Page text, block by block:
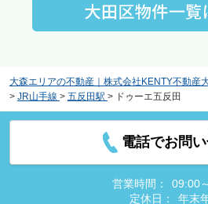
大森エリアの不動産｜株式会社KENTY不動産
> JR山手線 > 五反田駅 > ドゥーエ五反田
電話でお問
営業時間：
09:00
定休日：
年末